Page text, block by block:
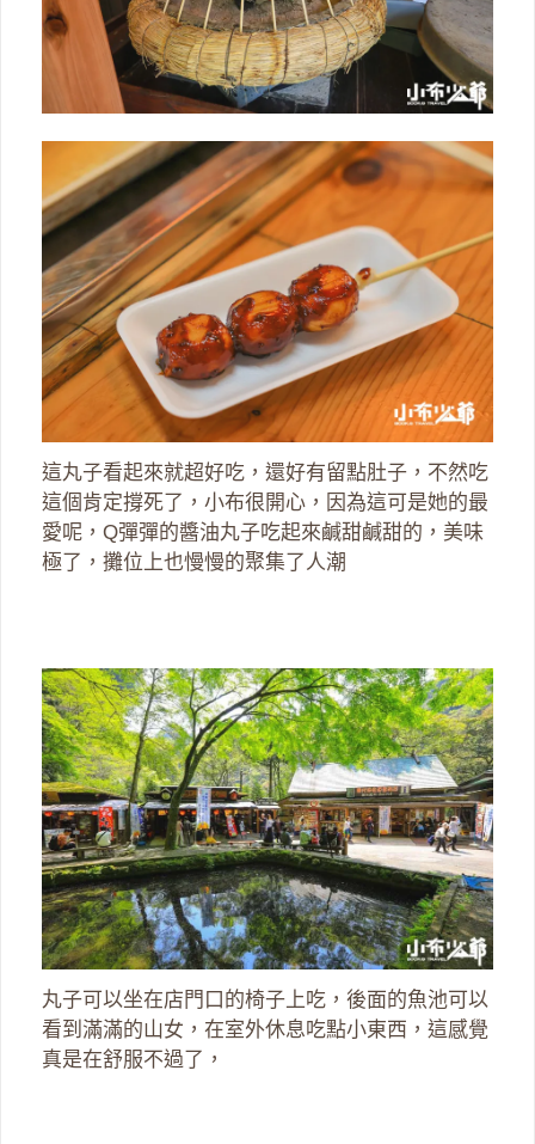
這丸子看起來就超好吃，還好有留點肚子，不然吃
這個肯定撐死了，小布很開心，因為這可是她的最
愛呢，Q彈彈的醬油丸子吃起來鹹甜鹹甜的，美味
極了，攤位上也慢慢的聚集了人潮
丸子可以坐在店門口的椅子上吃，後面的魚池可以
看到滿滿的山女，在室外休息吃點小東西，這感覺
真是在舒服不過了，